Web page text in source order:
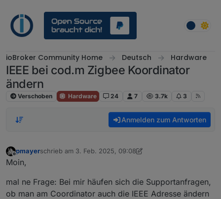
ioBroker Community Home Deutsch Hardware
IEEE bei cod.m Zigbee Koordinator
ändern
Verschoben Hardware 24 7 3.7k 3
Anmelden zum Antworten
Offline
pmayerschrieb am 3. Feb. 2025, 09:08
zuletzt editiert von pmayer
Moin,
mal ne Frage: Bei mir häufen sich die Supportanfragen,
ob man am Coordinator auch die IEEE Adresse ändern